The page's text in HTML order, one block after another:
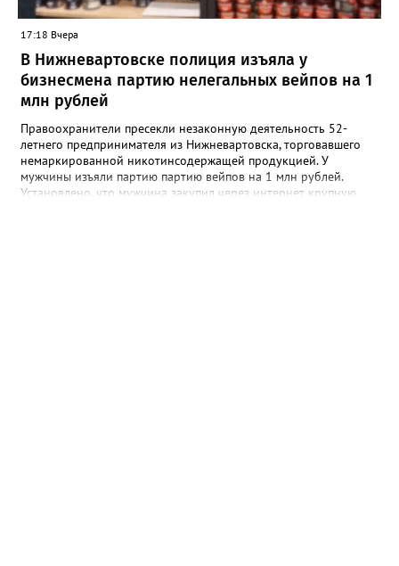
17:18 Вчера
В Нижневартовске полиция изъяла у
бизнесмена партию нелегальных вейпов на 1
млн рублей
Правоохранители пресекли незаконную деятельность 52-
летнего предпринимателя из Нижневартовска, торговавшего
немаркированной никотинсодержащей продукцией. У
мужчины изъяли партию партию вейпов на 1 млн рублей.
Установлено, что мужчина закупил через интернет крупную